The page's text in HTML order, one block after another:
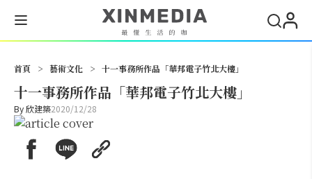
首頁 > 藝術文化 > 十一事務所作品「華邦電子竹北大樓」
十一事務所作品「華邦電子竹北大樓」
By欣建築2020/12/28